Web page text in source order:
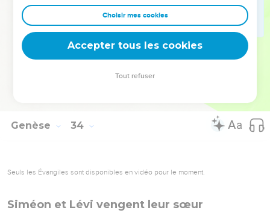
A son retour de Paddan Aram, Jacob arriva heureusement
à la ville de Sichem, dans le pays de Canaan, et il campa
devant la ville.
Genèse 34
Seuls les Évangiles sont disponibles en vidéo pour le moment.
Siméon et Lévi vengent leur sœur
Choisir mes cookies
Accepter tous les cookies
Tout refuser